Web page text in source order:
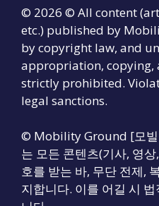
© 2026 © All content
etc.) published by
by copyright law, and
appropriation,
strictly prohibited.
legal sanctions.
© Mobility Ground [모빌
는 모든 콘텐츠(기사, 영
호를 받는 바, 무단 전제,
지합니다. 이를 어길 시